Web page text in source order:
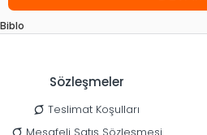
Biblo
Sözleşmeler
Teslimat Koşulları